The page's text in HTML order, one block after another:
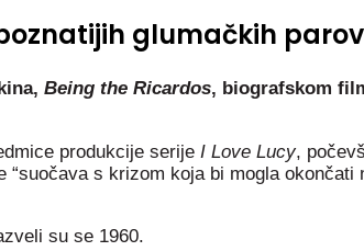
glumačkih
Being the Ricardos, biografskom
produkcije serije I Love Lucy,
s krizom koja bi mogla okončati
su se 1960.